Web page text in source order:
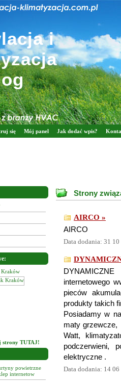
i
się Mój panel Jak dodać wpis?
Hydraulik Kraków
strony TUTAJ!
powietrzne
internetow
Strony
AIRCO »
AIRCO
Data dodania: 31
internetowego
pieców
produkty takich
Posiadamy w
maty grzewcze,
Watt,
podczerwieni,
elektryczne .
Data dodania: 14